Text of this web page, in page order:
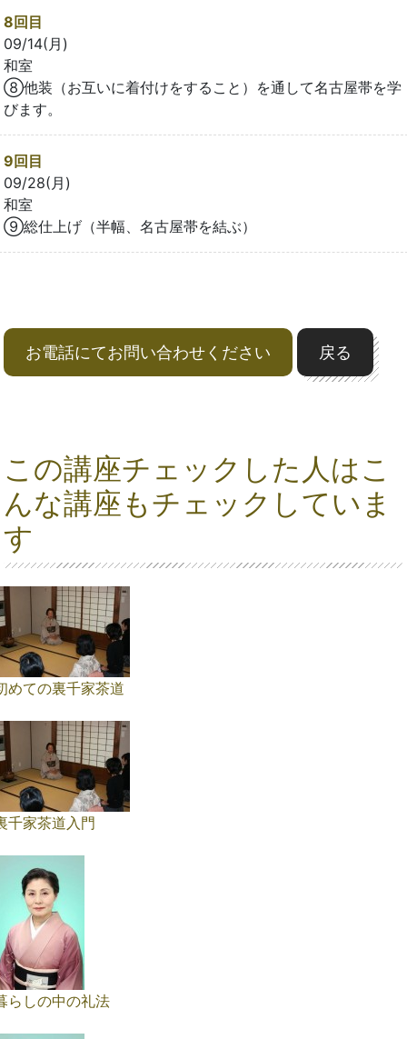
8回目
09/14(月)
和室
⑧他装（お互いに着付けをすること）を通して名古屋帯を学
びます。
9回目
09/28(月)
和室
⑨総仕上げ（半幅、名古屋帯を結ぶ）
お電話にてお問い合わせください 戻る
この講座チェックした人はこ
んな講座もチェックしていま
す
めての裏千家茶道
千家茶道入門
らしの中の礼法